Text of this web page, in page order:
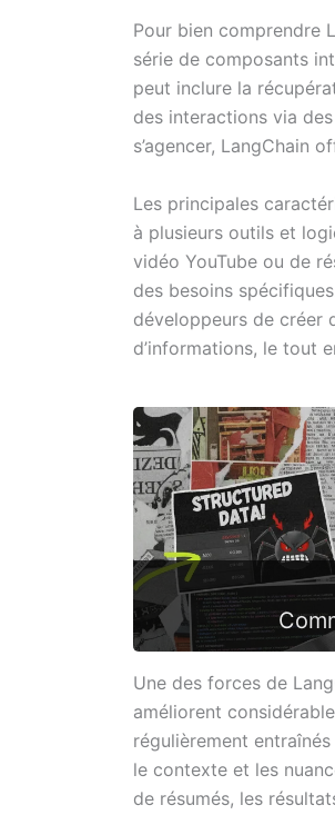
Pour bien comprendre
série de composants
peut inclure la
des interactions via
s’agencer, LangChain
Les principales
à plusieurs outils et
vidéo YouTube ou de
des besoins
développeurs de créer
d’informations, le tout
Une des forces de
améliorent
régulièrement
le contexte et les
de résumés, les